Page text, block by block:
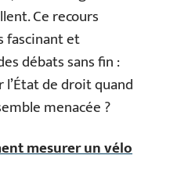
Ce recours
fascinant et
débats sans fin :
de droit quand
menacée ?
mesurer un vélo